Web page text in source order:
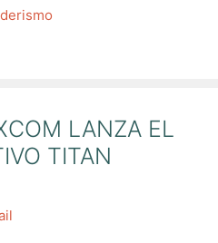
LANZA EL
TITAN